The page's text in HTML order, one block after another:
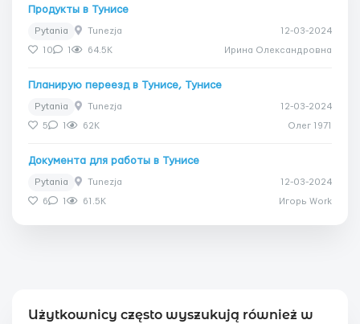
Продукты в Тунисе
Pytania Tunezja 12-03-2024
10 1 64.5K Ирина Олександровна
Планирую переезд в Тунисе, Тунисе
Pytania Tunezja 12-03-2024
5 1 62K Олег 1971
Документа для работы в Тунисе
Pytania Tunezja 12-03-2024
6 1 61.5K Игорь Work
Użytkownicy często wyszukują również w